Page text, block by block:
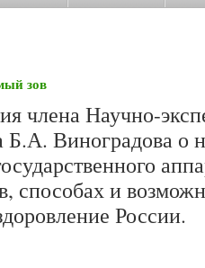
зов
члена Научно-
Б.А. Виноградова о
способах и
России.